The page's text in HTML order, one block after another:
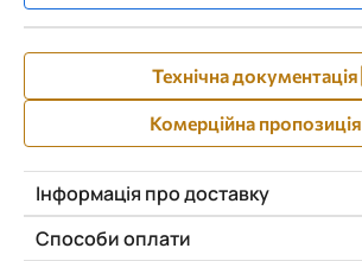
Технічна документація
Комерційна пропозиція
Інформація про доставку
Способи оплати